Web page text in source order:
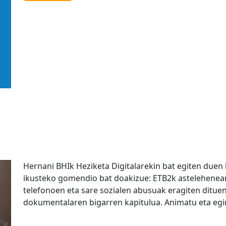
Hernani BHIk Heziketa Digitalarekin bat egiten
ikusteko gomendio bat doakizue: ETB2k
telefonoen eta sare sozialen abusuak eragiten
dokumentalaren bigarren kapitulua. Animatu eta